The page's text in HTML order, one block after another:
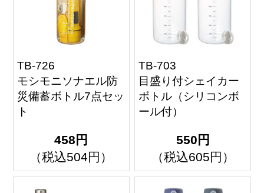
TB-726
モシモニソナエル防
災備蓄ボトル7点セッ
ト
458円
（税込504円）
TB-703
目盛り付シェイカー
ボトル（シリコンボ
ール付）
550円
（税込605円）